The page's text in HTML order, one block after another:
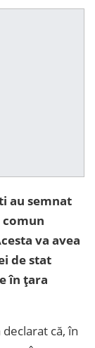
au semnat
va avea
de stat
în țara
că, în